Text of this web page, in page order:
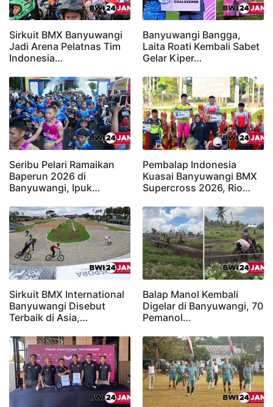
Sirkuit BMX Banyuwangi
Jadi Arena Pelatnas Tim
Indonesia…
Banyuwangi Bangga,
Laita Roati Kembali Sabet
Gelar Kiper…
Seribu Pelari Ramaikan
Baperun 2026 di
Banyuwangi, Ipuk…
Pembalap Indonesia
Kuasai Banyuwangi BMX
Supercross 2026, Rio…
Sirkuit BMX International
Banyuwangi Disebut
Terbaik di Asia,…
Balap Manol Kembali
Digelar di Banyuwangi, 70
Pemanol…